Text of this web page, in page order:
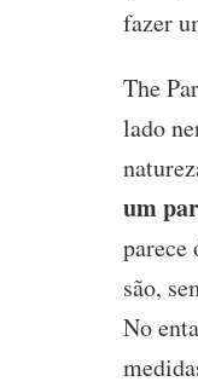
fazer
The
lado
um
parece
são,
No